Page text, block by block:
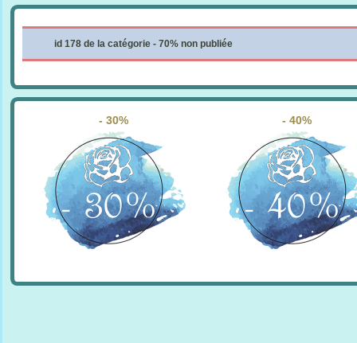
id 178 de la catégorie - 70% non publiée
- 30% - 40%